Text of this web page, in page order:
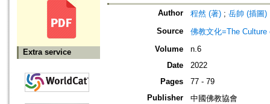
Extra service
Author 程然 (著) ; 岳帥 (插圖)
Source
佛教文化=The
Volume
n.6
Date
2022
Pages
77 - 79
Publisher
中國佛教協會